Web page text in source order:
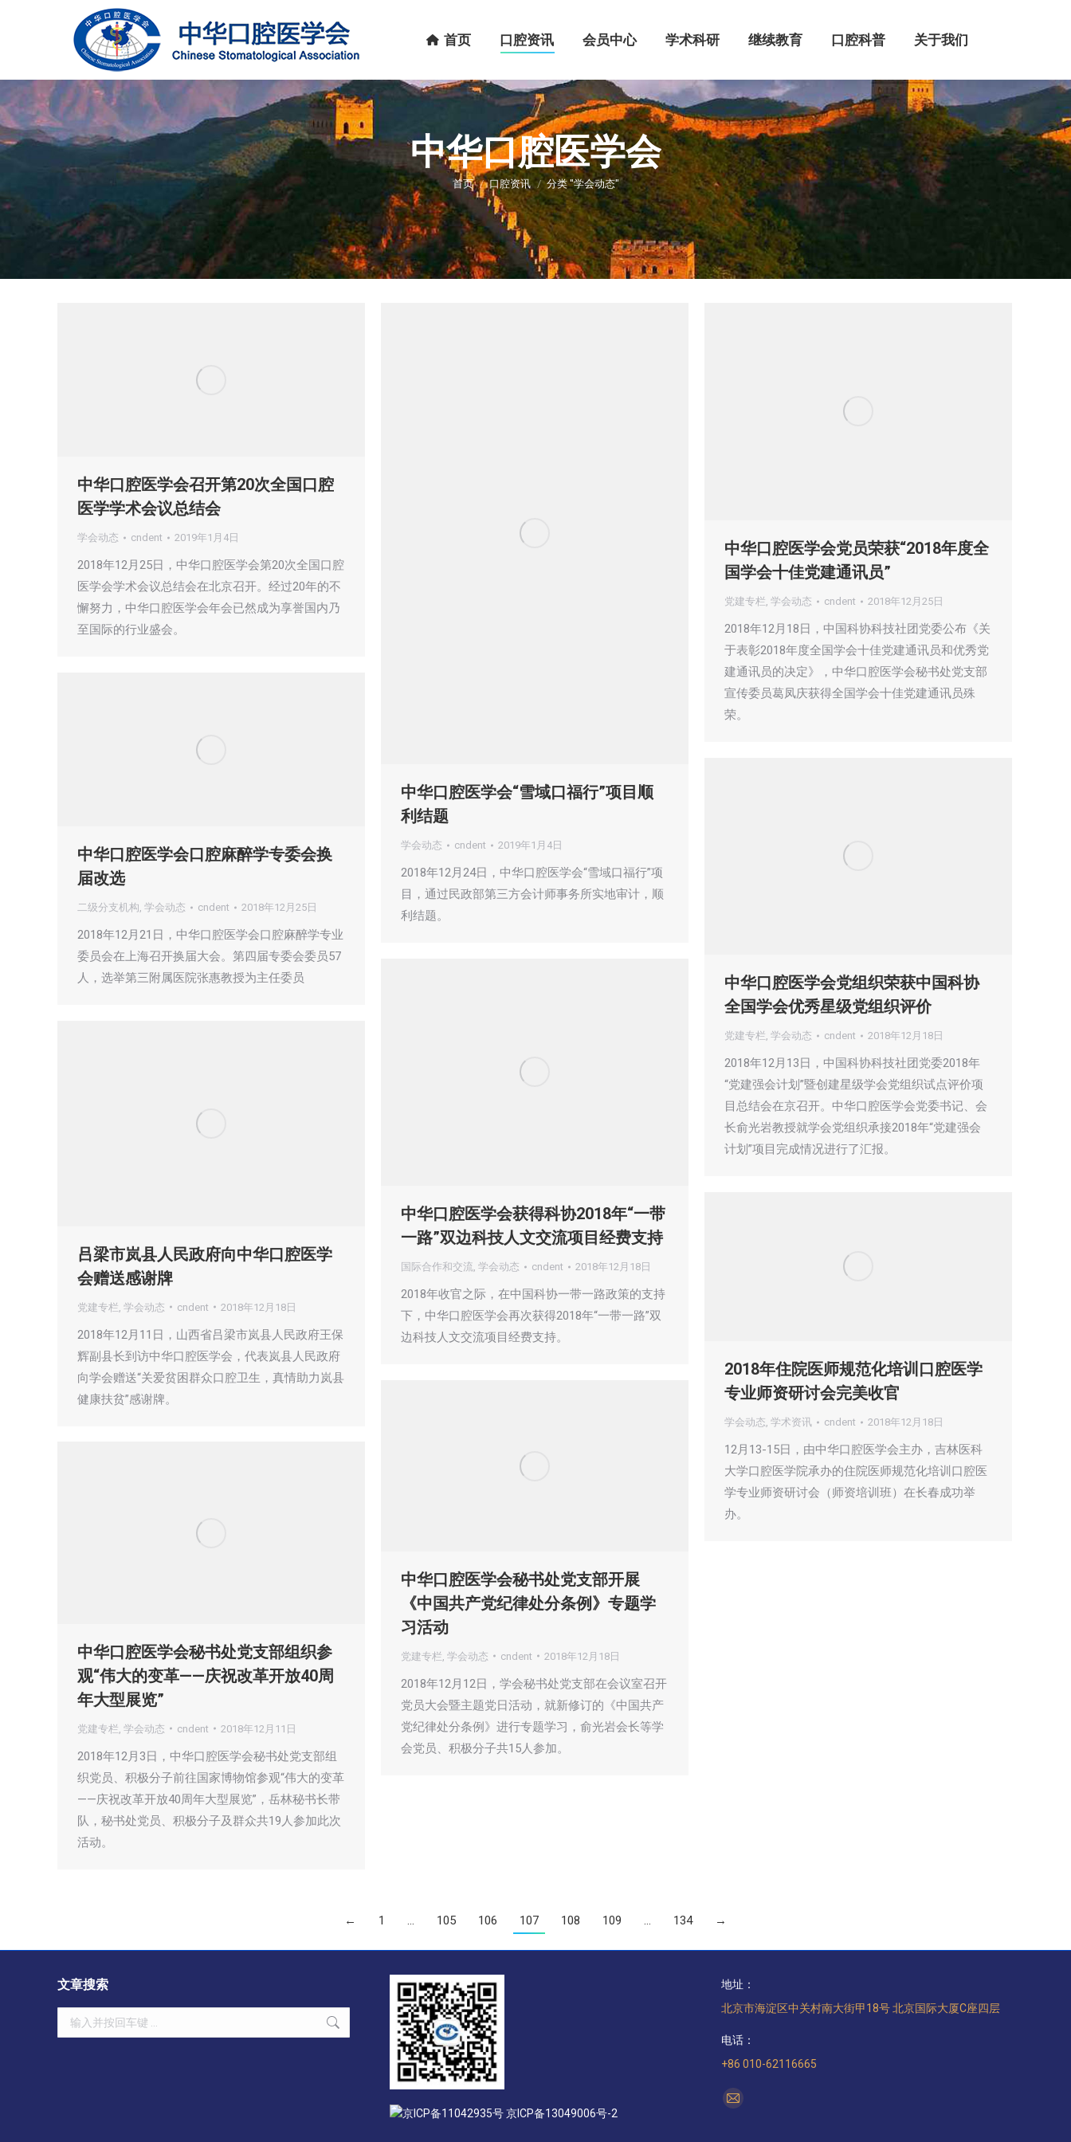
首页 口腔资讯 会员中心 学术科研 继续教育 口腔科普 关于我们
中华口腔医学会
您在这里：
首页 口腔资讯 分类 "学会动态"
中华口腔医学会召开第20次全国口腔
医学学术会议总结会
学会动态 cndent 2019年1月4日
2018年12月25日，中华口腔医学会第20次全国口腔
医学会学术会议总结会在北京召开。经过20年的不
懈努力，中华口腔医学会年会已然成为享誉国内乃
至国际的行业盛会。
中华口腔医学会“雪域口福行”项目顺
利结题
学会动态 cndent 2019年1月4日
2018年12月24日，中华口腔医学会“雪域口福行”项
目，通过民政部第三方会计师事务所实地审计，顺
利结题。
中华口腔医学会党员荣获“2018年度全
国学会十佳党建通讯员”
党建专栏, 学会动态 cndent 2018年12月25日
2018年12月18日，中国科协科技社团党委公布《关
于表彰2018年度全国学会十佳党建通讯员和优秀党
建通讯员的决定》，中华口腔医学会秘书处党支部
宣传委员葛凤庆获得全国学会十佳党建通讯员殊
荣。
中华口腔医学会口腔麻醉学专委会换
届改选
二级分支机构, 学会动态 cndent 2018年12月25日
2018年12月21日，中华口腔医学会口腔麻醉学专业
委员会在上海召开换届大会。第四届专委会委员57
人，选举第三附属医院张惠教授为主任委员
中华口腔医学会党组织荣获中国科协
全国学会优秀星级党组织评价
党建专栏, 学会动态 cndent 2018年12月18日
2018年12月13日，中国科协科技社团党委2018年
“党建强会计划”暨创建星级学会党组织试点评价项
目总结会在京召开。中华口腔医学会党委书记、会
长俞光岩教授就学会党组织承接2018年“党建强会
计划”项目完成情况进行了汇报。
中华口腔医学会获得科协2018年“一带
一路”双边科技人文交流项目经费支持
国际合作和交流, 学会动态 cndent 2018年12月18日
2018年收官之际，在中国科协一带一路政策的支持
下，中华口腔医学会再次获得2018年“一带一路”双
边科技人文交流项目经费支持。
吕梁市岚县人民政府向中华口腔医学
会赠送感谢牌
党建专栏 学会动态 cndent 2018年12月18日
2018年12月11日，山西省吕梁市岚县人民政府王保
辉副县长到访中华口腔医学会，代表岚县人民政府
向学会赠送“关爱贫困群众口腔卫生，真情助力岚县
健康扶贫”感谢牌。
2018年住院医师规范化培训口腔医学
专业师资研讨会完美收官
学会动态, 学术资讯 cndent 2018年12月18日
12月13-15日，由中华口腔医学会主办，吉林医科
大学口腔医学院承办的住院医师规范化培训口腔医
学专业师资研讨会（师资培训班）在长春成功举
办。
中华口腔医学会秘书处党支部开展
《中国共产党纪律处分条例》专题学
习活动
党建专栏 学会动态 cndent 2018年12月18日
2018年12月12日，学会秘书处党支部在会议室召开
党员大会暨主题党日活动，就新修订的《中国共产
党纪律处分条例》进行专题学习，俞光岩会长等学
会党员、积极分子共15人参加。
中华口腔医学会秘书处党支部组织参
观“伟大的变革——庆祝改革开放40周
年大型展览”
党建专栏 学会动态 cndent 2018年12月11日
2018年12月3日，中华口腔医学会秘书处党支部组
织党员、积极分子前往国家博物馆参观“伟大的变革
——庆祝改革开放40周年大型展览”，岳林秘书长带
队，秘书处党员、积极分子及群众共19人参加此次
活动。
← 1 … 105 106 107 108 109 … 134 →
文章搜索
Search:
京ICP备11042935号 京ICP备13049006号-2
地址：
北京市海淀区中关村南大街甲18号 北京国际大厦C座四层
电话：
+86 010-62116665
找到我们：
Mail